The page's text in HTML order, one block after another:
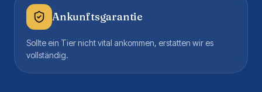
Ankunftsgarantie
Sollte ein Tier nicht vital ankommen, erstatten wir es
vollständig.